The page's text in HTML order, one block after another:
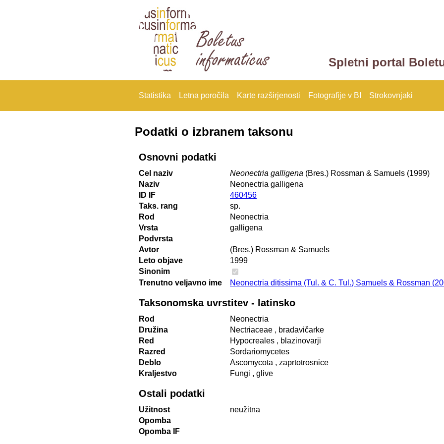
Spletni portal
Statistika Letna poročila Karte razširjenosti Fotografije v BI Strokovnjaki
Podatki o izbranem taksonu
Osnovni podatki
Cel naziv Neonectria galligena (Bres.) Rossman & Samuels (1999)
Naziv
Neonectria galligena
ID IF
460456
Taks. rang
sp.
Rod
Neonectria
Vrsta
galligena
Podvrsta
Avtor
(Bres.) Rossman & Samuels
Leto objave
1999
Sinonim
Trenutno veljavno ime
Neonectria ditissima (Tul. & C. Tul.) Samuels & Rossman
Taksonomska uvrstitev - latinsko
Rod
Neonectria
Družina
Nectriaceae , bradavičarke
Red
Hypocreales , blazinovarji
Razred
Sordariomycetes
Deblo
Ascomycota , zaprtotrosnice
Kraljestvo
Fungi , glive
Ostali podatki
Užitnost
neužitna
Opomba
Opomba IF